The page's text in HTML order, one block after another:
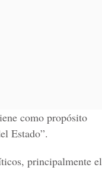
como propósito
Estado”.
principalmente el